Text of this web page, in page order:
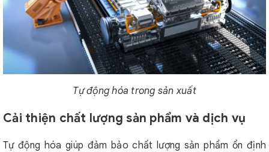
Tự động hóa trong sản xuất
Cải thiện chất lượng sản phẩm và dịch vụ
Tự động hóa giúp đảm bảo chất lượng sản phẩm ổn định